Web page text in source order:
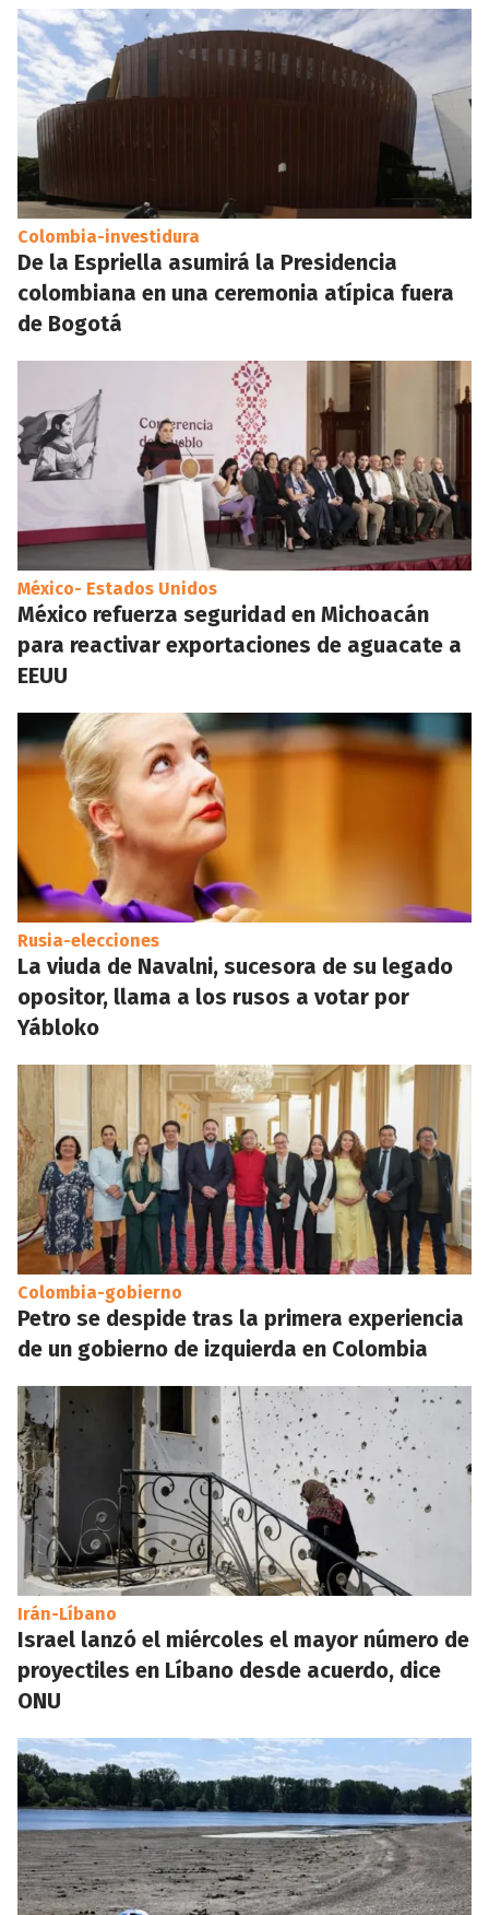
Colombia-investidura
De la Espriella asumirá la Presidencia
colombiana en una ceremonia atípica fuera
de Bogotá
México- Estados Unidos
México refuerza seguridad en Michoacán
para reactivar exportaciones de aguacate a
EEUU
Rusia-elecciones
La viuda de Navalni, sucesora de su legado
opositor, llama a los rusos a votar por
Yábloko
Colombia-gobierno
Petro se despide tras la primera experiencia
de un gobierno de izquierda en Colombia
Irán-Líbano
Israel lanzó el miércoles el mayor número de
proyectiles en Líbano desde acuerdo, dice
ONU